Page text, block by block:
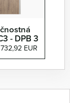
- DPB 3
EUR